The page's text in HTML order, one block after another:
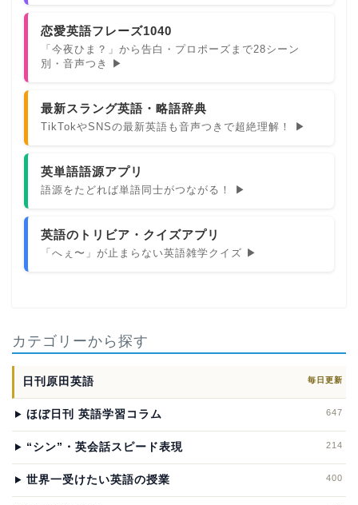
恋愛英語フレーズ1040
「今夜ひま？」から告白・プロポーズまで28シーン
別・音声つき ▶
最新スラング英語・略語辞典
TikTokやSNSの最新英語も音声つきで超絶理解！ ▶
英単語語源アプリ
語源をたどれば単語同士がつながる！ ▶
英語のトリビア・クイズアプリ
「へぇ〜」が止まらない英語雑学クイズ ▶
カテゴリーから探す
日刊原田英語 毎日更新
ほぼ日刊 英語学習コラム 647
“シン”・英会話スピード表現 214
世界一受けたい英語の授業 400